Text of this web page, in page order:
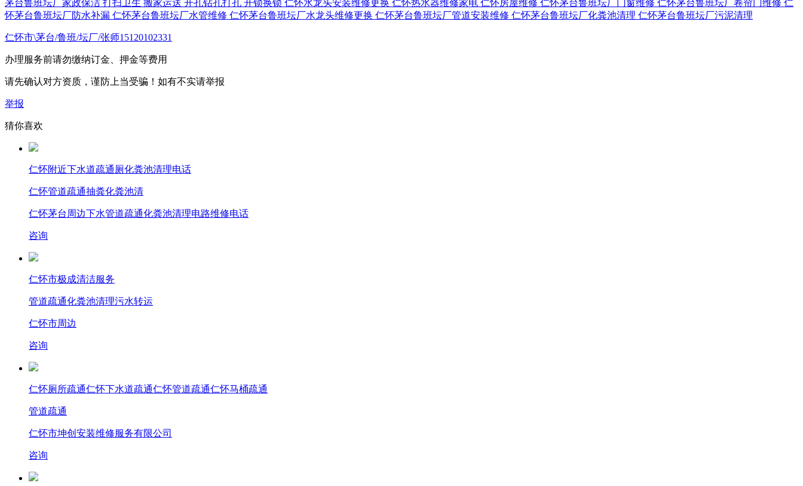
茅台鲁班坛厂家政保洁 打扫卫生 搬家运送 开孔钻孔打孔 开锁换锁 仁怀水龙头安装维修更换 仁怀热水器维修家电 仁怀房屋维修 仁怀茅台鲁班坛厂门窗维修 仁怀茅台鲁班坛厂卷帘门维修 仁
怀茅台鲁班坛厂防水补漏 仁怀茅台鲁班坛厂水管维修 仁怀茅台鲁班坛厂水龙头维修更换 仁怀茅台鲁班坛厂管道安装维修 仁怀茅台鲁班坛厂化粪池清理 仁怀茅台鲁班坛厂污泥清理
仁怀市\茅台/鲁班/坛厂/张师15120102331
办理服务前请勿缴纳订金、押金等费用
请先确认对方资质，谨防上当受骗！如有不实请举报
举报
猜你喜欢
仁怀附近下水道疏通厕化粪池清理电话
仁怀管道疏通抽粪化粪池清
仁怀茅台周边下水管道疏通化粪池清理电路维修电话
咨询
仁怀市极成清洁服务
管道疏通化粪池清理污水转运
仁怀市周边
咨询
仁怀厕所疏通仁怀下水道疏通仁怀管道疏通仁怀马桶疏通
管道疏通
仁怀市坤创安装维修服务有限公司
咨询